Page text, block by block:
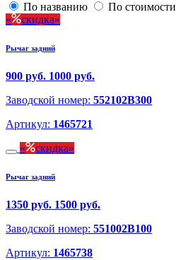
По названию
По стоимости
скидка
Рычаг задний
900 руб. 1000 руб.
Заводской номер: 552102B300
Артикул: 1465721
скидка
Рычаг задний
1350 руб. 1500 руб.
Заводской номер: 551002B100
Артикул: 1465738